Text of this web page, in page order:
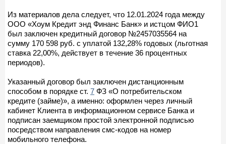
Из материалов дела следует, что 12.01.2024 года между
ООО «Хоум Кредит энд Финанс Банк» и истцом ФИО1
был заключен кредитный договор №2457035564 на
сумму 170 598 руб. с уплатой 132,28% годовых (льготная
ставка 22,00%, действует в течение 36 процентных
периодов).
Указанный договор был заключен дистанционным
способом в порядке ст. 7 ФЗ «О потребительском
кредите (займе)», а именно: оформлен через личный
кабинет Клиента в информационном сервисе Банка и
подписан заемщиком простой электронной подписью
посредством направления смс-кодов на номер
мобильного телефона.